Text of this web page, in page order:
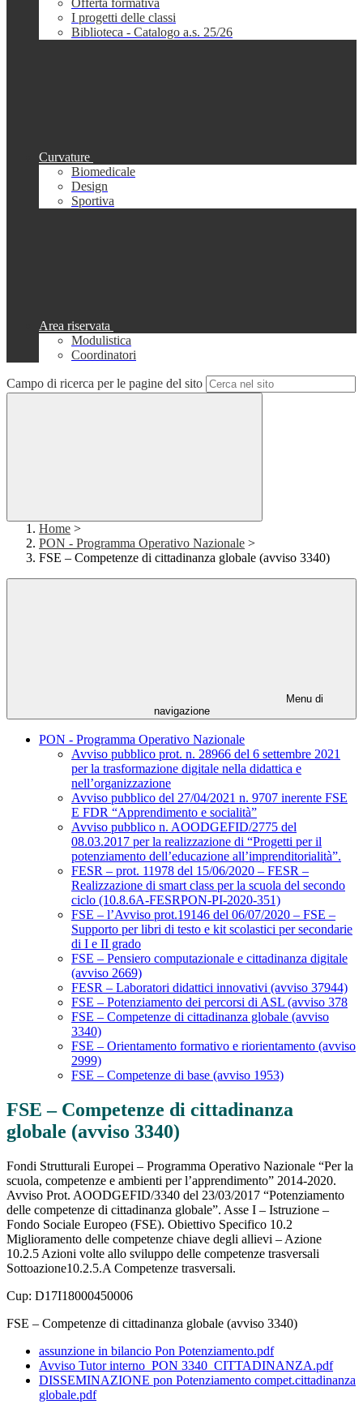
Offerta formativa
I progetti delle classi
Biblioteca - Catalogo a.s. 25/26
Curvature
Biomedicale
Design
Sportiva
Area riservata
Modulistica
Coordinatori
Campo di ricerca per le pagine del sito
Home >
PON - Programma Operativo Nazionale >
FSE – Competenze di cittadinanza globale (avviso 3340)
Menu di
navigazione
PON - Programma Operativo Nazionale
Avviso pubblico prot. n. 28966 del 6 settembre 2021
per la trasformazione digitale nella didattica e
nell’organizzazione
Avviso pubblico del 27/04/2021 n. 9707 inerente FSE
E FDR “Apprendimento e socialità”
Avviso pubblico n. AOODGEFID/2775 del
08.03.2017 per la realizzazione di “Progetti per il
potenziamento dell’educazione all’imprenditorialità”.
FESR – prot. 11978 del 15/06/2020 – FESR –
Realizzazione di smart class per la scuola del secondo
ciclo (10.8.6A-FESRPON-PI-2020-351)
FSE – l’Avviso prot.19146 del 06/07/2020 – FSE –
Supporto per libri di testo e kit scolastici per secondarie
di I e II grado
FSE – Pensiero computazionale e cittadinanza digitale
(avviso 2669)
FESR – Laboratori didattici innovativi (avviso 37944)
FSE – Potenziamento dei percorsi di ASL (avviso 378
FSE – Competenze di cittadinanza globale (avviso
3340)
FSE – Orientamento formativo e riorientamento (avviso
2999)
FSE – Competenze di base (avviso 1953)
FSE – Competenze di cittadinanza
globale (avviso 3340)
Fondi Strutturali Europei – Programma Operativo Nazionale “Per la
scuola, competenze e ambienti per l’apprendimento” 2014-2020.
Avviso Prot. AOODGEFID/3340 del 23/03/2017 “Potenziamento
delle competenze di cittadinanza globale”. Asse I – Istruzione –
Fondo Sociale Europeo (FSE). Obiettivo Specifico 10.2
Miglioramento delle competenze chiave degli allievi – Azione
10.2.5 Azioni volte allo sviluppo delle competenze trasversali
Sottoazione10.2.5.A Competenze trasversali.
Cup: D17I18000450006
FSE – Competenze di cittadinanza globale (avviso 3340)
assunzione in bilancio Pon Potenziamento.pdf
Avviso Tutor interno_PON 3340_CITTADINANZA.pdf
DISSEMINAZIONE pon Potenziamento compet.cittadinanza
globale.pdf